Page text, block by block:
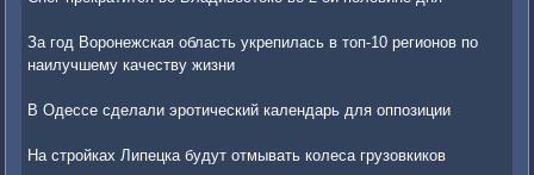
За год Воронежская область укрепилась в топ-10 регионов по
наилучшему качеству жизни
В Одессе сделали эротический календарь для оппозиции
На стройках Липецка будут отмывать колеса грузовкиков